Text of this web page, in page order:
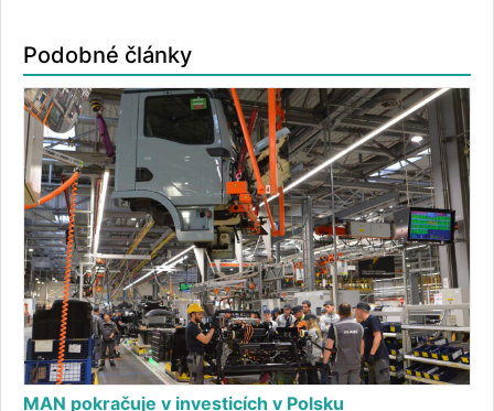
Podobné články
MAN pokračuje v investicích v Polsku